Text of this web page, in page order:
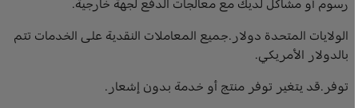
رسوم أو مشاكل لديك مع معالجات الدفع لجهة خارجية.
الولايات المتحدة دولار.جميع المعاملات النقدية على الخدمات تتم
بالدولار الأمريكي.
توفر.قد يتغير توفر منتج أو خدمة بدون إشعار.